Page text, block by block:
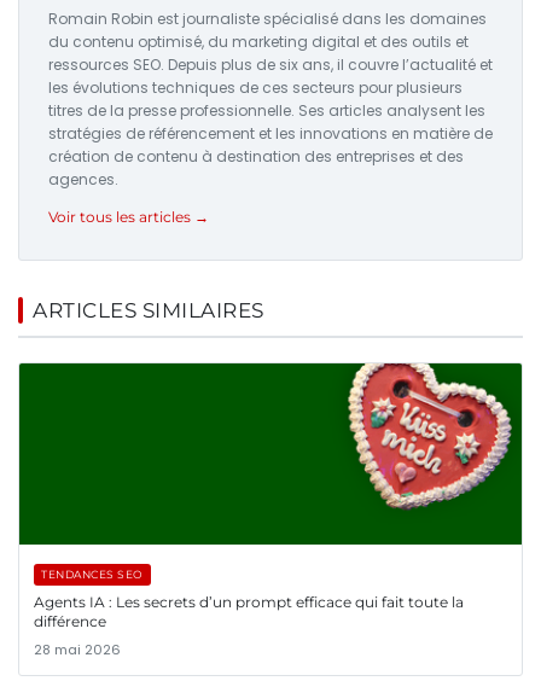
Romain Robin est journaliste spécialisé dans les domaines
du contenu optimisé, du marketing digital et des outils et
ressources SEO. Depuis plus de six ans, il couvre l’actualité et
les évolutions techniques de ces secteurs pour plusieurs
titres de la presse professionnelle. Ses articles analysent les
stratégies de référencement et les innovations en matière de
création de contenu à destination des entreprises et des
agences.
Voir tous les articles →
ARTICLES SIMILAIRES
TENDANCES SEO
Agents IA : Les secrets d’un prompt efficace qui fait toute la
différence
28 mai 2026